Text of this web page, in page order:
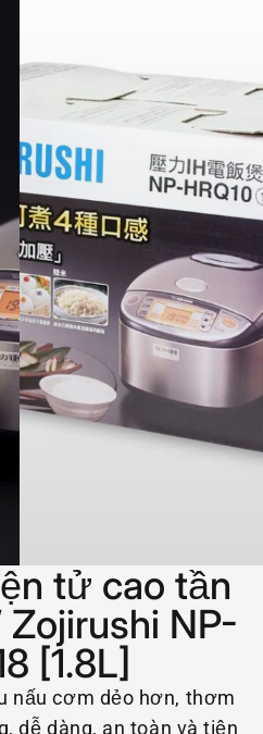
tử cao tần
Zojirushi NP-
[1.8L]
nấu cơm dẻo hơn, thơm
dễ dàng, an toàn và tiện